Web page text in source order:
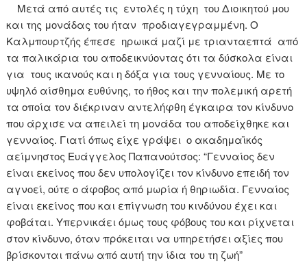
Μετά από αυτές τις εντολές η τύχη του Διοικητού μου
και της μονάδας του ήταν προδιαγεγραμμένη. Ο
Καλμπουρτζής έπεσε ηρωικά μαζί με τριανταεπτά από
τα παλικάρια του αποδεικνύοντας ότι τα δύσκολα είναι
για τους ικανούς και η δόξα για τους γενναίους. Με το
υψηλό αίσθημα ευθύνης, το ήθος και την πολεμική αρετή
τα οποία τον διέκριναν αντελήφθη έγκαιρα τον κίνδυνο
που άρχισε να απειλεί τη μονάδα του αποδείχθηκε και
γενναίος. Γιατί όπως είχε γράψει ο ακαδημαϊκός
αείμνηστος Ευάγγελος Παπανούτσος: “Γενναίος δεν
είναι εκείνος που δεν υπολογίζει τον κίνδυνο επειδή τον
αγνοεί, ούτε ο άφοβος από μωρία ή θηριωδία. Γενναίος
είναι εκείνος που και επίγνωση του κινδύνου έχει και
φοβάται. Υπερνικάει όμως τους φόβους του και ρίχνεται
στον κίνδυνο, όταν πρόκειται να υπηρετήσει αξίες που
βρίσκονται πάνω από αυτή την ίδια του τη ζωή”